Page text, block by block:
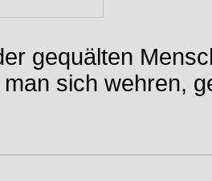
gequälten
sich wehren,